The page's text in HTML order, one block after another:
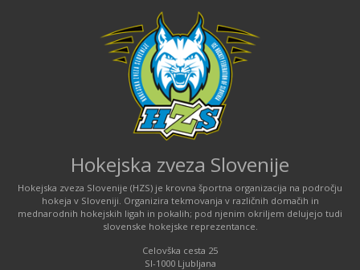
Hokejska zveza Slovenije
Hokejska zveza Slovenije (HZS) je krovna športna organizacija na področju
hokeja v Sloveniji. Organizira tekmovanja v različnih domačih in
mednarodnih hokejskih ligah in pokalih; pod njenim okriljem delujejo tudi
slovenske hokejske reprezentance.
Celovška cesta 25
SI-1000 Ljubljana